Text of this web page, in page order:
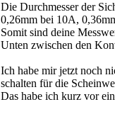
Die Durchmesser der
0,26mm bei 10A,
Somit sind deine
Unten zwischen den
Ich habe mir jetzt noch
schalten für die
Das habe ich kurz vor